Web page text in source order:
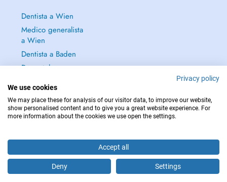
Dentista a Wien
Medico generalista
a Wien
Dentista a Baden
Dermatologo a
Continua a leggere
→
PER LE URGENZE, CONSULTARE : 112
Copyright © 2026 - DOCTENA Doctena Austria GmbH, Wien
Privacy policy
We use cookies
We may place these for analysis of our visitor data, to improve our website,
show personalised content and to give you a great website experience. For
more information about the cookies we use open the settings.
Accept all
Deny Settings